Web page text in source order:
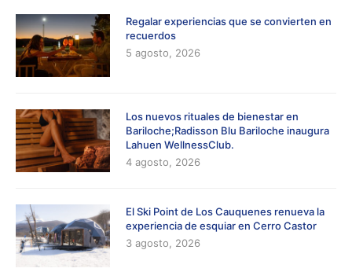
Regalar experiencias que se convierten en
recuerdos
5 agosto, 2026
Los nuevos rituales de bienestar en
Bariloche;Radisson Blu Bariloche inaugura
Lahuen WellnessClub.
4 agosto, 2026
El Ski Point de Los Cauquenes renueva la
experiencia de esquiar en Cerro Castor
3 agosto, 2026